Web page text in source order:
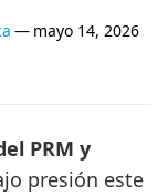
— mayo 14, 2026
PRM y
presión este